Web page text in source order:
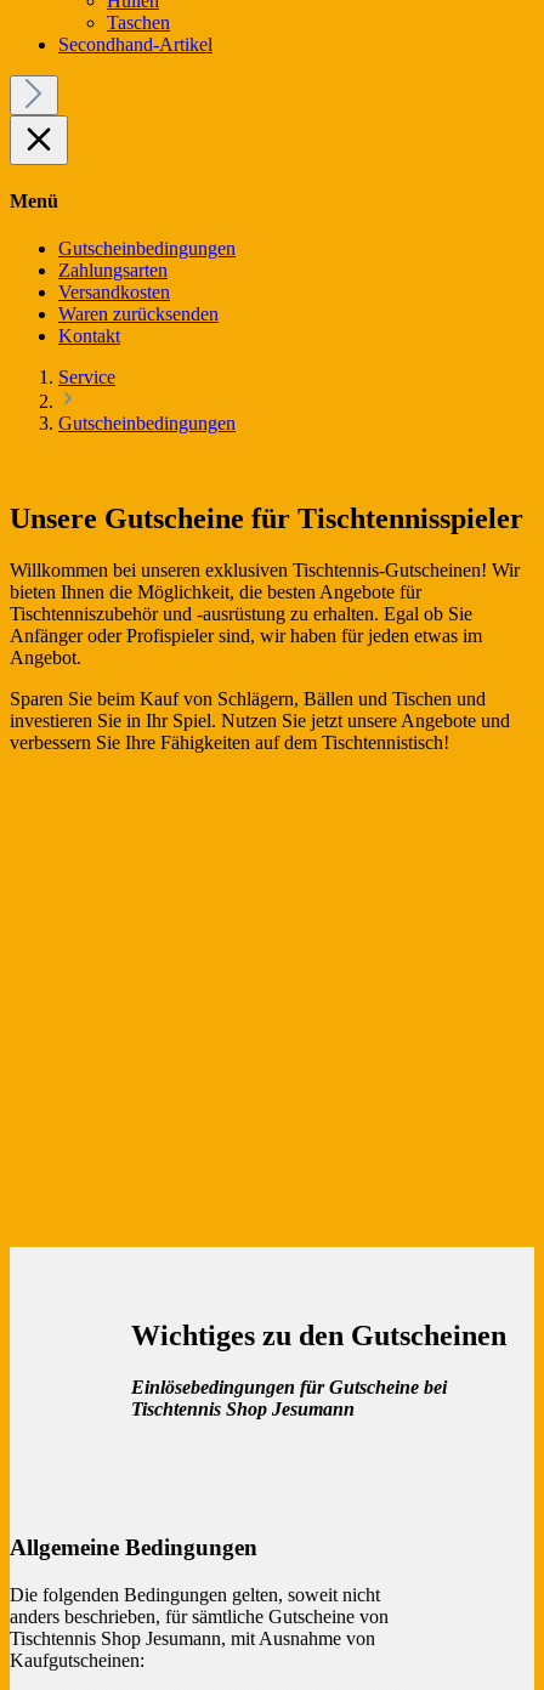
Taschen
Secondhand-Artikel
Menü
Gutscheinbedingungen
Zahlungsarten
Versandkosten
Waren zurücksenden
Kontakt
Service
Gutscheinbedingungen
Unsere Gutscheine für Tischtennisspieler
Willkommen bei unseren exklusiven Tischtennis-Gutscheinen! Wir
bieten Ihnen die Möglichkeit, die besten Angebote für
Tischtenniszubehör und -ausrüstung zu erhalten. Egal ob Sie
Anfänger oder Profispieler sind, wir haben für jeden etwas im
Angebot.
Sparen Sie beim Kauf von Schlägern, Bällen und Tischen und
investieren Sie in Ihr Spiel. Nutzen Sie jetzt unsere Angebote und
verbessern Sie Ihre Fähigkeiten auf dem Tischtennistisch!
Wichtiges zu den Gutscheinen
Einlösebedingungen für Gutscheine bei
Tischtennis Shop Jesumann
Allgemeine Bedingungen
Die folgenden Bedingungen gelten, soweit nicht
anders beschrieben, für sämtliche Gutscheine von
Tischtennis Shop Jesumann, mit Ausnahme von
Kaufgutscheinen: